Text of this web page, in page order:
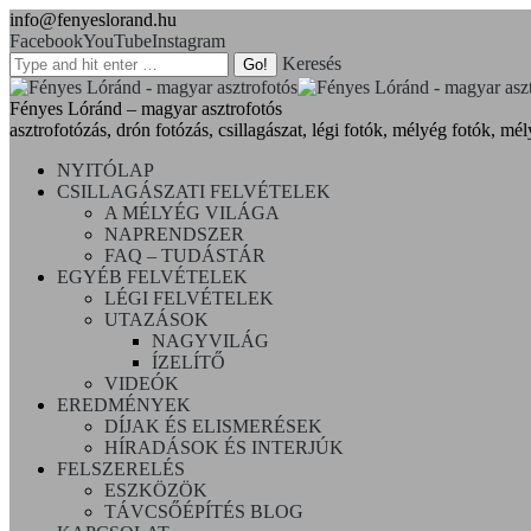
info@fenyeslorand.hu
FacebookYouTubeInstagram
Keresés
Fényes Lóránd – magyar asztrofotós
asztrofotózás, drón fotózás, csillagászat, légi fotók, mélyég fotók,
NYITÓLAP
CSILLAGÁSZATI FELVÉTELEK
A MÉLYÉG VILÁGA
NAPRENDSZER
FAQ – TUDÁSTÁR
EGYÉB FELVÉTELEK
LÉGI FELVÉTELEK
UTAZÁSOK
NAGYVILÁG
ÍZELÍTŐ
VIDEÓK
EREDMÉNYEK
DÍJAK ÉS ELISMERÉSEK
HÍRADÁSOK ÉS INTERJÚK
FELSZERELÉS
ESZKÖZÖK
TÁVCSŐÉPÍTÉS BLOG